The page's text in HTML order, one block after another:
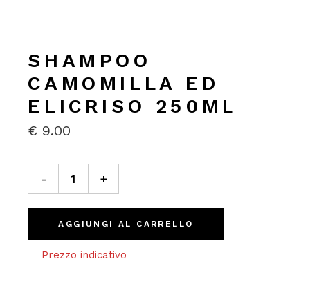
SHAMPOO
CAMOMILLA ED
ELICRISO 250ML
€ 9.00
Shampoo Camomilla ed Elicriso 250ml quantity
- +
AGGIUNGI AL CARRELLO
Prezzo indicativo